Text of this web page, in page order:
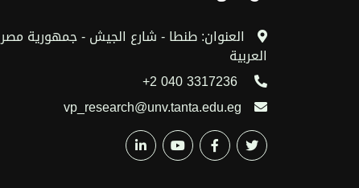
العنوان: طنطا - شارع الجيش - جمهورية مصر
العربية
vp_research@unv.tanta.edu.eg